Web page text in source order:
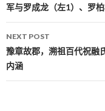
军与罗成龙（左1）、罗
NEXT POST
豫章故郡，溯祖百代祝
内涵